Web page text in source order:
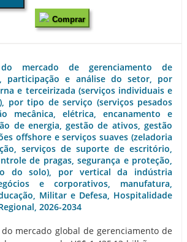
Comprar
do mercado de gerenciamento de
participação e análise do setor, por
e terceirizada (serviços individuais e
por tipo de serviço (serviços pesados
mecânica, elétrica, encanamento e
de energia, gestão de ativos, gestão
offshore e serviços suaves (zeladoria
serviços de suporte de escritório,
de pragas, segurança e proteção,
do solo), por vertical da indústria
e corporativos, manufatura,
Militar e Defesa, Hospitalidade
2026-2034
mercado global de gerenciamento de